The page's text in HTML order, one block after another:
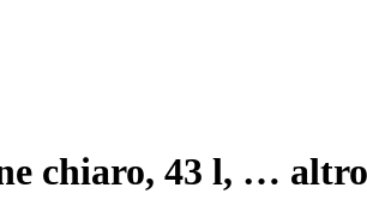
chiaro, 43 l, … altro